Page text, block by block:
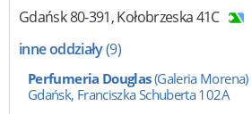
Gdańsk80-391,Kołobrzeska 41C
inne oddziały(9)
Perfumeria Douglas(Galeria Morena)
Gdańsk, Franciszka Schuberta 102A